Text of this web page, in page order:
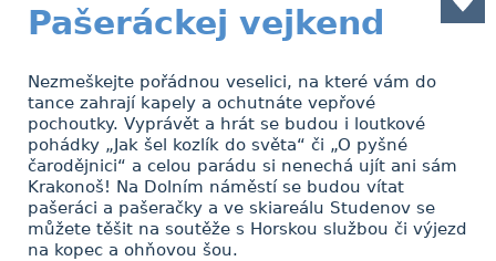
Pašeráckej vejkend
Nezmeškejte pořádnou veselici, na které vám do
tance zahrají kapely a ochutnáte vepřové
pochoutky. Vyprávět a hrát se budou i loutkové
pohádky „Jak šel kozlík do světa“ či „O pyšné
čarodějnici“ a celou parádu si nenechá ujít ani sám
Krakonoš! Na Dolním náměstí se budou vítat
pašeráci a pašeračky a ve skiareálu Studenov se
můžete těšit na soutěže s Horskou službou či výjezd
na kopec a ohňovou šou.